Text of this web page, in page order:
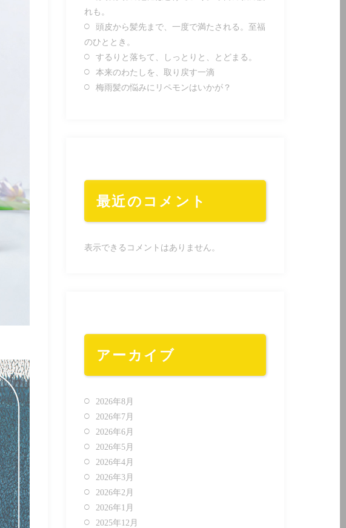
れも。
頭皮から髪先まで、一度で満たされる。至福
のひととき。
するりと落ちて、しっとりと、とどまる。
本来のわたしを、取り戻す一滴
梅雨髪の悩みにリペモンはいかが？
最近のコメント
表示できるコメントはありません。
アーカイブ
2026年8月
2026年7月
2026年6月
2026年5月
2026年4月
2026年3月
2026年2月
2026年1月
2025年12月